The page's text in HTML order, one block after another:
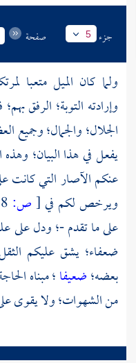
جزء 5 صفحة
ولما كان الميل متعبا
وإرادته التوبة؛ الرفق
الجلال؛ والجمال؛ وجميع
يفعل في هذا البيان؛
عنكم الآصار التي كانت
ويرخص لكم في[ص:
على ما تقدم -؛ ودل على
ضعفاء؛ يشق عليكم
بعضه؛ضعيفا؛ مبناه
من الشهوات؛ ولا يقوى